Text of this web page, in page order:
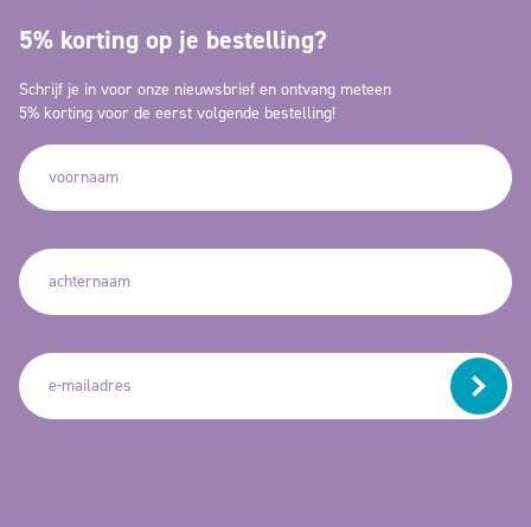
5% korting op je bestelling?
Schrijf je in voor onze nieuwsbrief en ontvang meteen
5% korting voor de eerst volgende bestelling!